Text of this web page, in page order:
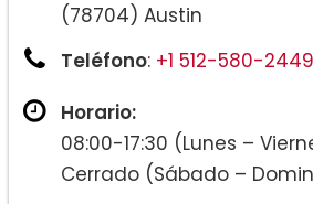
(78704) Austin
Teléfono: +1 512-580-2449
Horario:
08:00-17:30 (Lunes –
Cerrado (Sábado –